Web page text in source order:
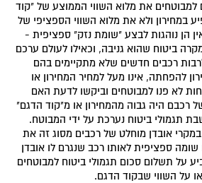
את מלוא השווי הממוצע של "קוד
במחירון ולא את מלוא השווי הספציפי של
הן נוהגות לבצע "שומת נזק" ספציפית -
ביטוח שהוא גניבה, וכאילו לעולם ערכם
רכבים חדשים שלא מתקיימים בהם
להפחתה, אינו מעל למחיר המחירון או
לא פנו למבוטחים וביקשו לדעת האם
רכבם היה גבוה מהמחירון או מ"קוד הדגם"
תגמולי ביטוח נערכת על ידי המבוטח.
אובדן מוחלט של רכבים מסוג זה את
שומה ספציפית לאותו רכב שנגרם לו אובדן
על תשלום סכום תגמולי ביטוח למבוטחים
על השווי שבקוד הדגם.